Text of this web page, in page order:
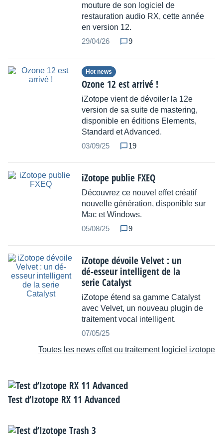
mouture de son logiciel de
restauration audio RX, cette année
en version 12.
29/04/26
9
Hot news
Ozone 12 est arrivé !
iZotope vient de dévoiler la 12e
version de sa suite de mastering,
disponible en éditions Elements,
Standard et Advanced.
03/09/25
19
iZotope publie FXEQ
Découvrez ce nouvel effet créatif
nouvelle génération, disponible sur
Mac et Windows.
05/08/25
9
iZotope dévoile Velvet : un
dé-esseur intelligent de la
serie Catalyst
iZotope étend sa gamme Catalyst
avec Velvet, un nouveau plugin de
traitement vocal intelligent.
07/05/25
Toutes les news effet ou traitement logiciel izotope
Test d’Izotope RX 11 Advanced